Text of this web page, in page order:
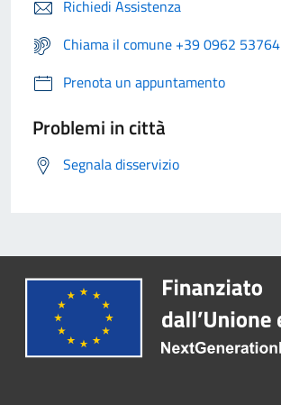
Richiedi Assistenza
Chiama il comune +39 0962 53764
Prenota un appuntamento
Problemi in città
Segnala disservizio